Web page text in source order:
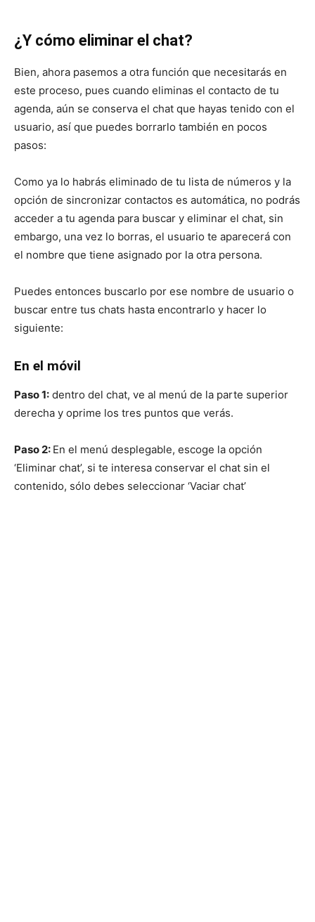
¿Y cómo eliminar el chat?
Bien, ahora pasemos a otra función que necesitarás en
este proceso, pues cuando eliminas el contacto de tu
agenda, aún se conserva el chat que hayas tenido con el
usuario, así que puedes borrarlo también en pocos
pasos:
Como ya lo habrás eliminado de tu lista de números y la
opción de sincronizar contactos es automática, no podrás
acceder a tu agenda para buscar y eliminar el chat, sin
embargo, una vez lo borras, el usuario te aparecerá con
el nombre que tiene asignado por la otra persona.
Puedes entonces buscarlo por ese nombre de usuario o
buscar entre tus chats hasta encontrarlo y hacer lo
siguiente:
En el móvil
Paso 1: dentro del chat, ve al menú de la parte superior
derecha y oprime los tres puntos que verás.
Paso 2: En el menú desplegable, escoge la opción
‘Eliminar chat’, si te interesa conservar el chat sin el
contenido, sólo debes seleccionar ‘Vaciar chat’